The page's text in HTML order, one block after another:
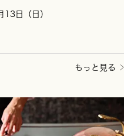
日（日）
もっと見る